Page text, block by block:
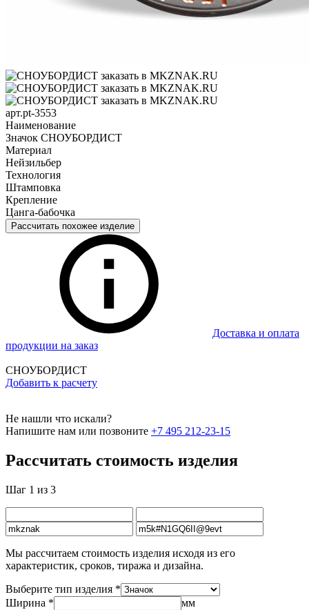
арт.pt-3553
Наименование
Значок СНОУБОРДИСТ
Материал
Нейзильбер
Технология
Штамповка
Крепление
Цанга-бабочка
Рассчитать похожее изделие
Доставка и оплата
продукции на заказ
СНОУБОРДИСТ
Добавить к расчету
Не нашли что искали?
Напишите нам или позвоните +7 495 212-23-15
Рассчитать стоимость изделия
Шаг 1 из 3
Мы рассчитаем стоимость изделия исходя из его
характеристик, сроков, тиража и дизайна.
Выберите тип изделия *
Ширина *
мм